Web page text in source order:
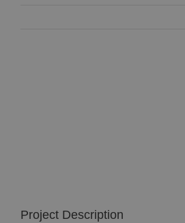
Project Description